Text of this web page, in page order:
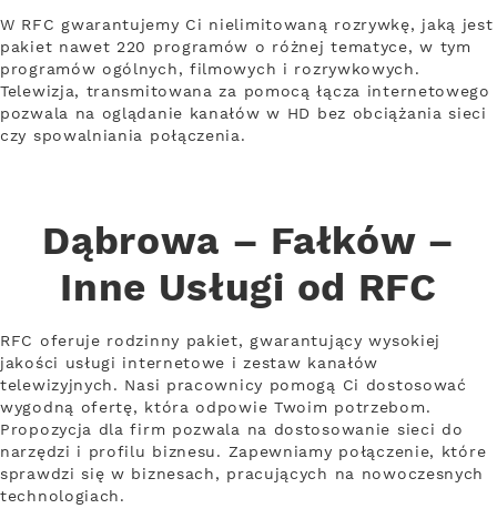
W RFC gwarantujemy Ci nielimitowaną rozrywkę, jaką jest
pakiet nawet 220 programów o różnej tematyce, w tym
programów ogólnych, filmowych i rozrywkowych.
Telewizja, transmitowana za pomocą łącza internetowego
pozwala na oglądanie kanałów w HD bez obciążania sieci
czy spowalniania połączenia.
Dąbrowa – Fałków –
Inne Usługi od RFC
RFC oferuje rodzinny pakiet, gwarantujący wysokiej
jakości usługi internetowe i zestaw kanałów
telewizyjnych. Nasi pracownicy pomogą Ci dostosować
wygodną ofertę, która odpowie Twoim potrzebom.
Propozycja dla firm pozwala na dostosowanie sieci do
narzędzi i profilu biznesu. Zapewniamy połączenie, które
sprawdzi się w biznesach, pracujących na nowoczesnych
technologiach.